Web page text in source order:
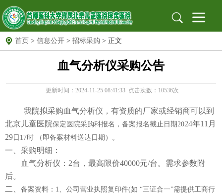
首页
医院简介 组织架构 医院文化
新闻动态 医院公告
就医指南 出诊信息 保定专家 北京专家 远程门诊 地址位置
党建园地 党建文化园地 工作动态
信息公开 招标采购
科研教育
首页 > 信息公开 > 招标采购 > 正文
血气分析仪采购公告
更新时间：2024-11-25 08:41:33 点击次数：10536次
我院拟采购血气分析仪，有资质的厂家或经销商可以到
北京儿童医院保定医院采购科报名，备案报名截止日期2024年11月
29 日 17时 （即备案材料送达日期）。
一、采购明细：
血气分析仪：2台，最高限价40000元/台。需求参数附
后。
二、 备案资料： 1、公司营业执照复印件(如 “三证合一”需提供工商行